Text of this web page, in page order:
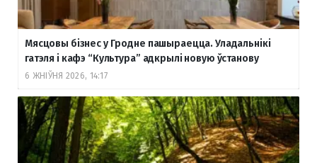
Мясцовы бізнес у Гродне пашыраецца. Уладальнікі
гатэля і кафэ “Культура” адкрылі новую ўстанову
6 ЖНІЎНЯ 2026, 14:17